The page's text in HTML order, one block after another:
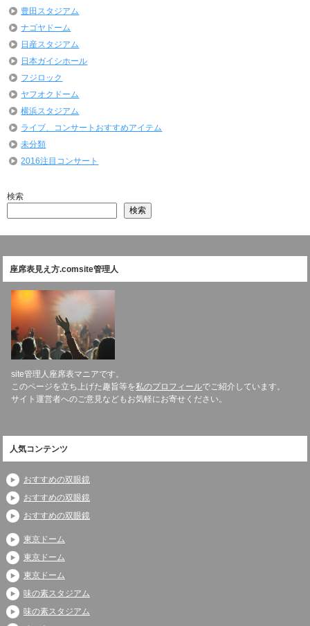
豊田スタジアム
ナゴヤドーム
日産スタジアム
日本ガイシホール
フジロック
ヤフオクドーム
横浜スタジアム
ライブ、コンサートおすすめアイテム
未分類
2016注目コンサート
検索
検索
座席表見え方.comsite管理人
site管理人座席表マニアです。
このページを立ち上げた趣旨等を私のプロフィールでご紹介しています。
サイト運営者へのご意見などもお気軽にお寄せください。
人気コンテンツ
おすすめの双眼鏡
おすすめの双眼鏡
おすすめの双眼鏡
東京ドーム
東京ドーム
東京ドーム
味の素スタジアム
味の素スタジアム